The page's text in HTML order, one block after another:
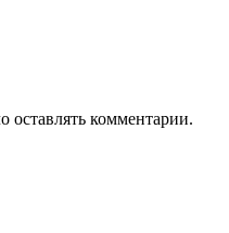
комментарии.